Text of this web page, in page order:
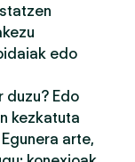
edo
duzu? Edo
kezkatuta
arte,